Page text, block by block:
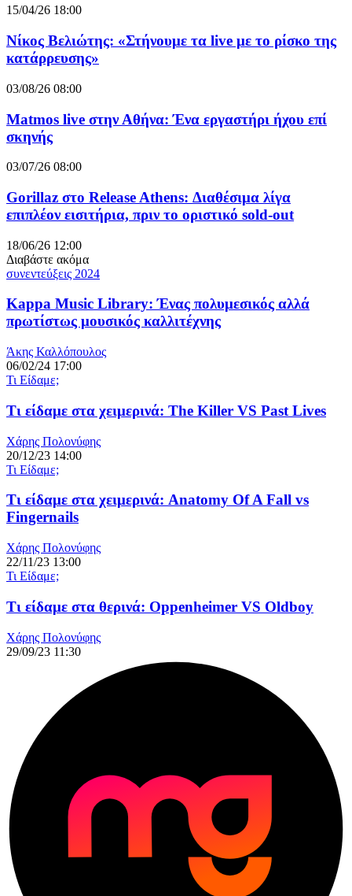
15/04/26 18:00
Νίκος Βελιώτης: «Στήνουμε τα live με το ρίσκο της
κατάρρευσης»
03/08/26 08:00
Matmos live στην Αθήνα: Ένα εργαστήρι ήχου επί
σκηνής
03/07/26 08:00
Gorillaz στο Release Athens: Διαθέσιμα λίγα
επιπλέον εισιτήρια, πριν το οριστικό sold-out
18/06/26 12:00
Διαβάστε ακόμα
συνεντεύξεις 2024
Kappa Music Library: Ένας πολυμεσικός αλλά
πρωτίστως μουσικός καλλιτέχνης
Άκης Καλλόπουλος
06/02/24 17:00
Τι Είδαμε;
Τι είδαμε στα χειμερινά: The Killer VS Past Lives
Χάρης Πολονύφης
20/12/23 14:00
Τι Είδαμε;
Τι είδαμε στα χειμερινά: Anatomy Of A Fall vs
Fingernails
Χάρης Πολονύφης
22/11/23 13:00
Τι Είδαμε;
Τι είδαμε στα θερινά: Oppenheimer VS Oldboy
Χάρης Πολονύφης
29/09/23 11:30